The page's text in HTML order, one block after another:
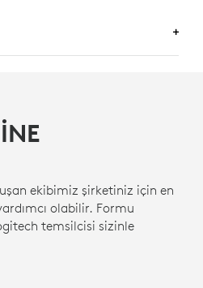
bir dünya yaratmayı
ayak izimizi en aza
hızımızı artırmak için etkin
çalışıyoruz.
ILE ÜRETILDI
bir hayat vermek ve karbon
ekibimiz şirketiniz için en
olabilir. Formu
temsilcisi sizinle